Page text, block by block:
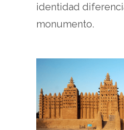
identidad
monumento.